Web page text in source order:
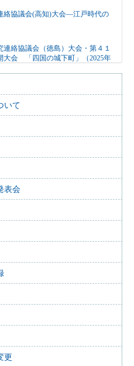
絡協議会(高知)大会―江戸時代の
絡協議会（徳島）大会・第４１
大会 「四国の城下町」（2025年
育シンポジウム 地方史研究と歴
離宮の黎明と終焉～水無瀬とい
香川大会＋香川歴史学会70周年
る都鄙間・地域間交流（2023年
料継承ネットワーク（ぐんま史
大学群馬学センター ぐんま地域
開催のお知らせ
史教科書・いままでとこれから
ム「アーカイブズ専門職問題の
近世史研究会 合同例会「江戸
いて
表会
更